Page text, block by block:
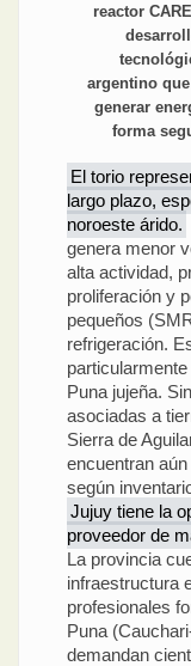
reactor
argentino
generar
forma
El torio
largo plazo,
noroeste árido.
genera menor
alta actividad,
proliferación y
pequeños
refrigeración.
Puna jujeña.
asociadas a
Sierra de
encuentran
según
Jujuy tiene la
proveedor de
La provincia
infraestructura
profesionales
Puna
demandan